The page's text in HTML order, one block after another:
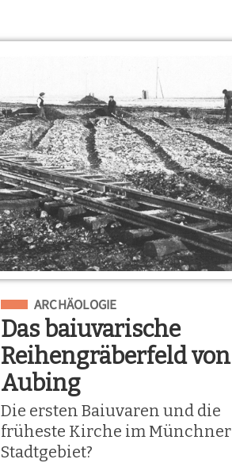
Eingeordnet unter
ARCHÄOLOGIE
Das baiuvarische
Reihengräberfeld von
Aubing
Die ersten Baiuvaren und die
früheste Kirche im Münchner
Stadtgebiet?